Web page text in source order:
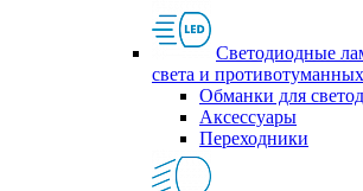
Светодиодные
света и
Обманки для
Аксессуары
Переходники